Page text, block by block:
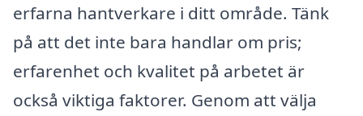
erfarna hantverkare i ditt område. Tänk
på att det inte bara handlar om pris;
erfarenhet och kvalitet på arbetet är
också viktiga faktorer. Genom att välja